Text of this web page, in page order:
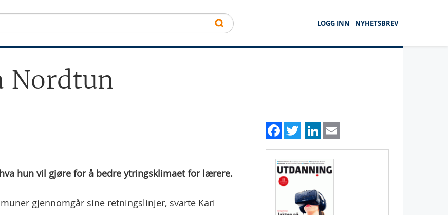
LOGG INN
NYHETSBREV
Nordtun
hun vil gjøre for å bedre ytringsklimaet for lærere.
gjennomgår sine retningslinjer, svarte Kari
Facebook
TwitterLinkedIn